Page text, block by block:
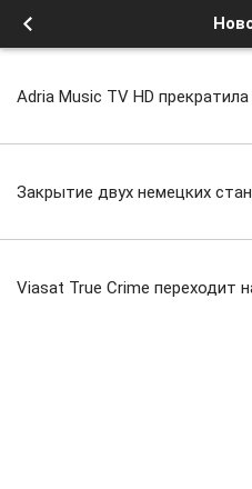
Adria Music TV HD
Закрытие двух немецких
Viasat True Crime переходит